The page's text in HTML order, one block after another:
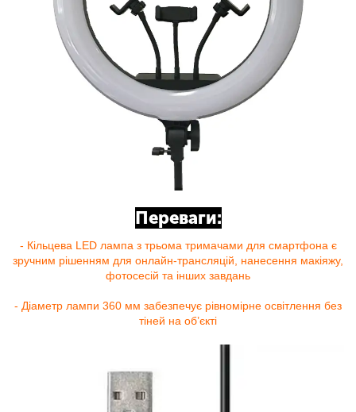
Переваги:
- Кільцева LED лампа з трьома тримачами для смартфона є
зручним рішенням для онлайн-трансляцій, нанесення макіяжу,
фотосесій та інших завдань
- Діаметр лампи 360 мм забезпечує рівномірне освітлення без
тіней на об’єкті